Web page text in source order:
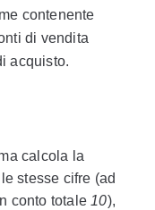
contenente
di vendita
acquisto.
calcola la
stesse cifre (ad
conto totale 10),